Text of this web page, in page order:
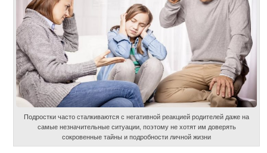
Подростки часто сталкиваются с негативной реакцией родителей даже на
самые незначительные ситуации, поэтому не хотят им доверять
сокровенные тайны и подробности личной жизни